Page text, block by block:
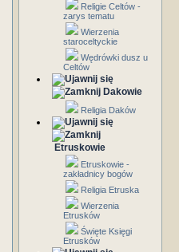
Religie Celtów -
zarys tematu
Wierzenia
staroceltyckie
Wędrówki dusz u
Celtów
Dakowie
Religia Daków
Etruskowie
Etruskowie -
zakładnicy bogów
Religia Etruska
Wierzenia
Etrusków
Święte Księgi
Etrusków